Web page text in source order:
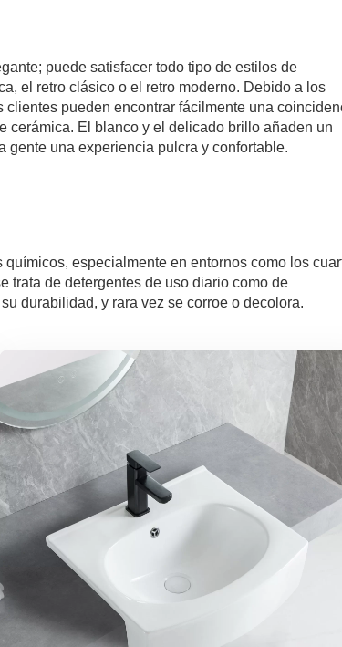
puede satisfacer todo tipo de estilos de
el retro clásico o el retro moderno. Debido a los
pueden encontrar fácilmente una
cerámica. El blanco y el delicado brillo añaden un
gente una experiencia pulcra y confortable.
especialmente en entornos como los
trata de detergentes de uso diario como de
durabilidad, y rara vez se corroe o decolora.